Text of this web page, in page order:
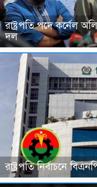
রাষ্ট্রপতি পদে কর্নেল
দল
রাষ্ট্রপতি নির্বাচনে